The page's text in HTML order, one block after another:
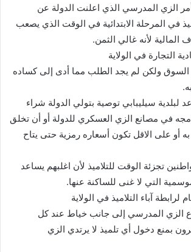
الزي المدرسي الذي اعلنت الدولة عن
في المرحلة الابتدائية في الوقت الذي يصعب
المالية لأنه غالي الثمن.
التجارة في الولاية
السوق ولكن لم يجد الطلب مما أدى إلى كساده
لبلدية سيليبابي توصية بتولي الدولة شراء
في مصانع الزي العسكري للدولة أو أن تخلق
أو على الاقل تكون أسعاره رمزية حتى يتاح
تجزئة الوقت للتلاميذ لأن اغلبهم يساعد
التي لا غنى للساكنة عنها.
لرابطة آباء التلاميذ في الولاية
الزي المدرسي إلى جانب خياط عند كل
بمنع دخول أي تلميذ لا يرتدي الزي